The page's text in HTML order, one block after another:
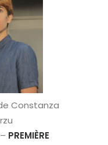
Constanza
PREMIÈRE